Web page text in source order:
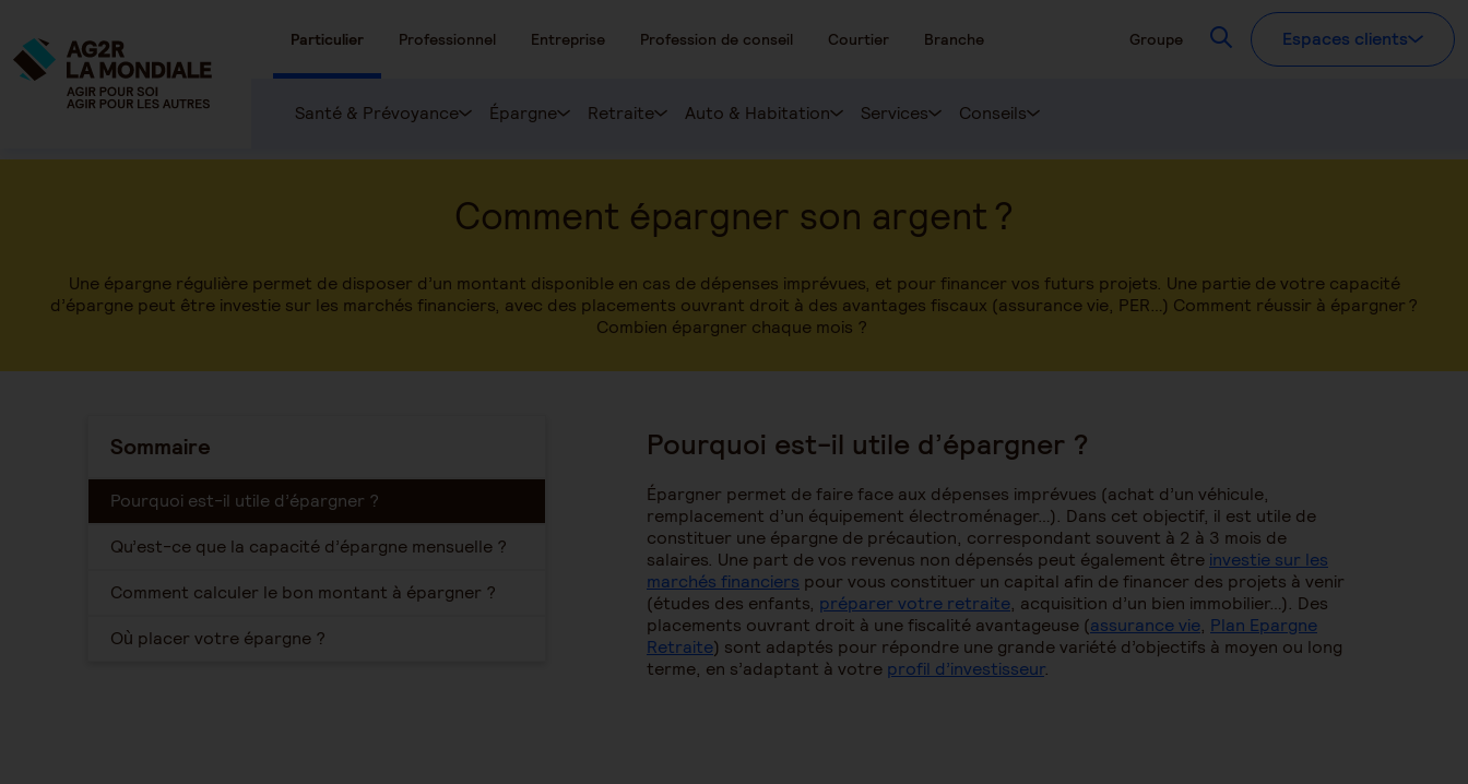
Particulier Professionnel Entreprise Profession de conseil Courtier Branche Groupe RecherchezEspaces clients
Santé & Prévoyance Épargne Retraite Auto & Habitation Services Conseils
Comment épargner son argent ?
Une épargne régulière permet de disposer d’un montant disponible en cas de dépenses imprévues, et pour financer vos futurs projets. Une partie de votre capacité
d’épargne peut être investie sur les marchés financiers, avec des placements ouvrant droit à des avantages fiscaux (assurance vie, PER…) Comment réussir à épargner ?
Combien épargner chaque mois ?
Sommaire
Pourquoi est-il utile d’épargner ?
Qu’est-ce que la capacité d’épargne mensuelle ?
Comment calculer le bon montant à épargner ?
Où placer votre épargne ?
Pourquoi est-il utile d’épargner ?
Épargner permet de faire face aux dépenses imprévues (achat d’un véhicule,
remplacement d’un équipement électroménager…). Dans cet objectif, il est utile de
constituer une épargne de précaution, correspondant souvent à 2 à 3 mois de
salaires. Une part de vos revenus non dépensés peut également être investie sur les
marchés financiers pour vous constituer un capital afin de financer des projets à venir
(études des enfants, préparer votre retraite, acquisition d’un bien immobilier…). Des
placements ouvrant droit à une fiscalité avantageuse (assurance vie, Plan Epargne
Retraite) sont adaptés pour répondre une grande variété d’objectifs à moyen ou long
terme, en s’adaptant à votre profil d’investisseur.